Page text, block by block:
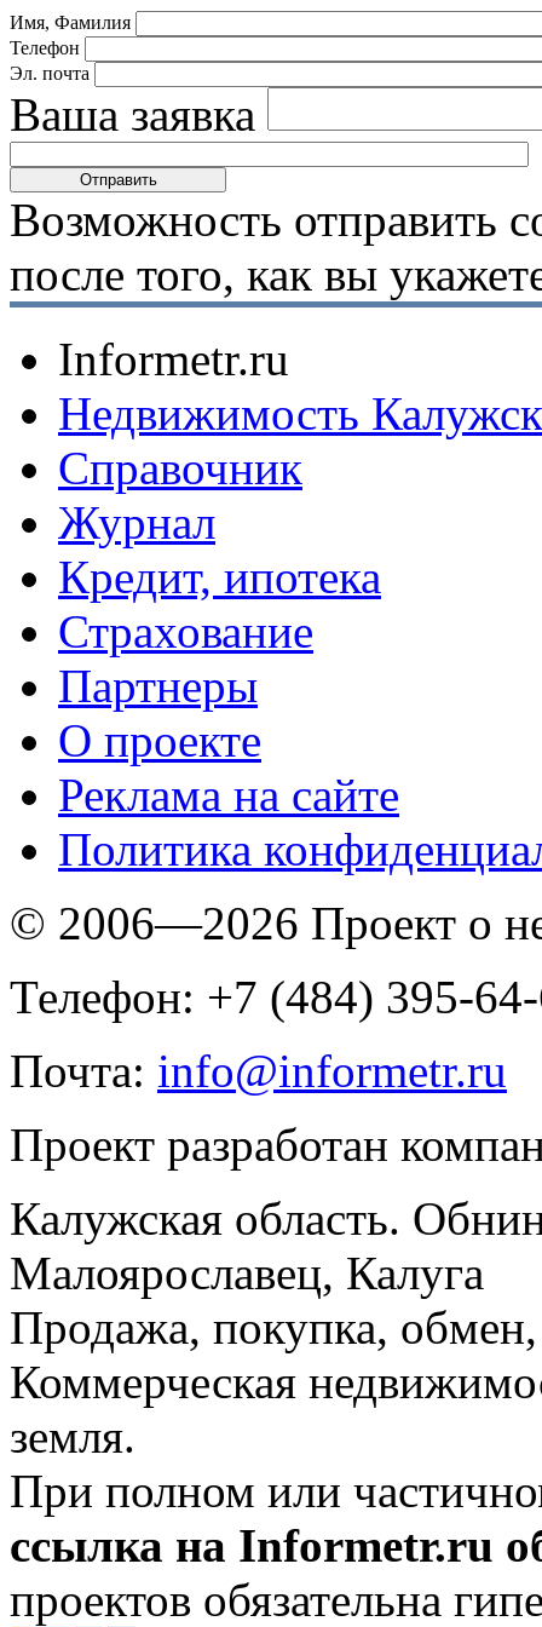
Имя, Фамилия
Телефон
Эл. почта
Ваша заявка
Возможность отправить
после того, как вы
Informetr.ru
Недвижимость
Справочник
Журнал
Кредит, ипотека
Страхование
Партнеры
O проекте
Реклама на сайте
Политика
© 2006—2026 Проект о
Телефон: +7 (484) 395-
Почта: info@informetr.ru
Проект разработан
Калужская область.
Малоярославец, Калуга
Продажа, покупка, обмен,
Коммерческая
земля.
При полном или
ссылка на Informetr.ru
проектов обязательна